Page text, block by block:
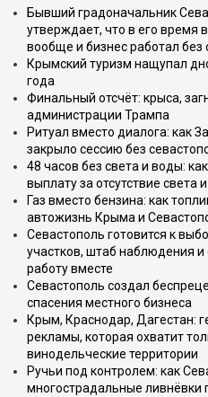
Бывший градоначальник
утверждает, что в его время
вообще и бизнес работал без
Крымский туризм нащупал
года
Финальный отсчёт: крыса,
администрации Трампа
Ритуал вместо диалога: как
закрыло сессию без
48 часов без света и воды:
выплату за отсутствие света
Газ вместо бензина: как
автожизнь Крыма и
Севастополь готовится к
участков, штаб наблюдения
работу вместе
Севастополь создал
спасения местного бизнеса
Крым, Краснодар, Дагестан:
рекламы, которая охватит
винодельческие территории
Ручьи под контролем: как
многострадальные ливнёвки